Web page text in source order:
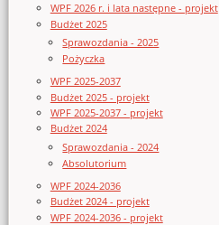
WPF 2026 r. i lata następne - projekt
Budżet 2025
Sprawozdania - 2025
Pożyczka
WPF 2025-2037
Budżet 2025 - projekt
WPF 2025-2037 - projekt
Budżet 2024
Sprawozdania - 2024
Absolutorium
WPF 2024-2036
Budżet 2024 - projekt
WPF 2024-2036 - projekt